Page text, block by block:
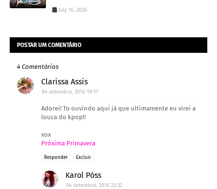
July 16, 2026
POSTAR UM COMENTÁRIO
4 Comentários
Clarissa Assis
04 setembro, 2016 19:17
Adorei! To ouvindo aqui já que ultimamente eu virei a
louca do kpop!!
xox
Próxima Primavera
Responder Excluir
Karol Póss
04 setembro, 2016 22:32